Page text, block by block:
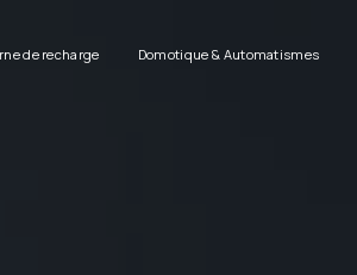
de recharge Domotique & Automatismes